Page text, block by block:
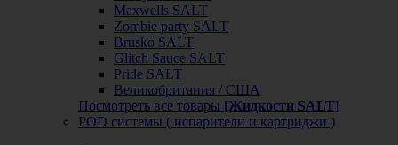
Maxwells SALT
Zombie party SALT
Brusko SALT
Glitch Sauce SALT
Pride SALT
Великобритания / США
Посмотреть все товары [Жидкости SALT]
POD системы ( испарители и картриджи )